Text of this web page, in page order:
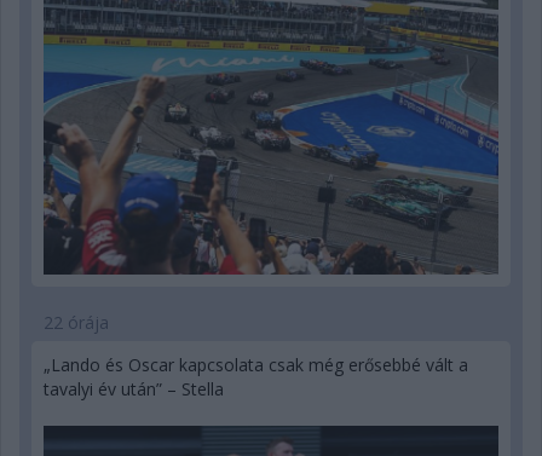
22 órája
„Lando és Oscar kapcsolata csak még erősebbé vált a
tavalyi év után” – Stella